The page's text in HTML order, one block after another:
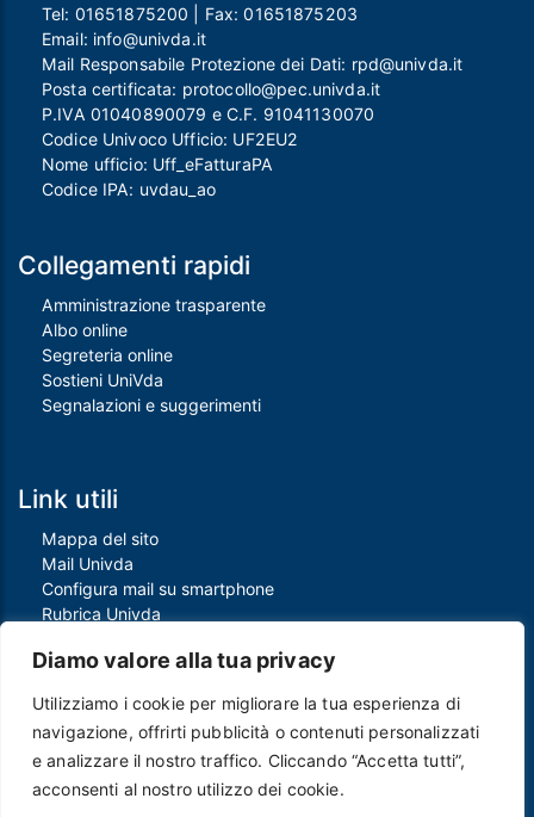
Diamo valore alla tua privacy
Utilizziamo i cookie per migliorare la tua esperienza di
navigazione, offrirti pubblicità o contenuti personalizzati
e analizzare il nostro traffico. Cliccando “Accetta tutti”,
acconsenti al nostro utilizzo dei cookie.
Tel: 01651875200 | Fax:01651875203
Email: info@univda.it
Mail Responsabile Protezione dei Dati: rpd@univda.it
Posta certificata: protocollo@pec.univda.it
P.IVA 01040890079 e C.F. 91041130070
Codice Univoco Ufficio: UF2EU2
Nome ufficio: Uff_eFatturaPA
Codice IPA: uvdau_ao
Collegamenti rapidi
Amministrazione trasparente
Albo online
Segreteria online
Sostieni UniVda
Segnalazioni e suggerimenti
Link utili
Mappa del sito
Mail Univda
Configura mail su smartphone
Rubrica Univda
Piè di pagina
Crediti
Note legali
Contatti